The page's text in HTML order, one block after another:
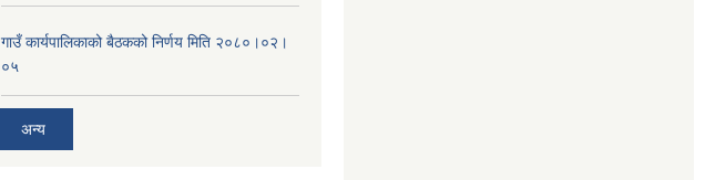
गाउँ कार्यपालिकाको बैठकको निर्णय मिति २०८०।०२।
०५
अन्य